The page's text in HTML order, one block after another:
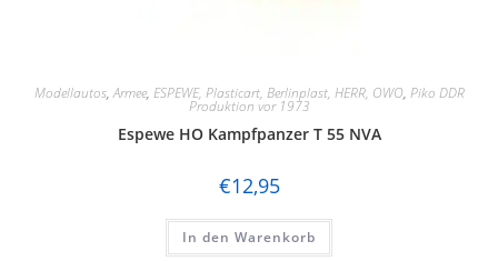
Modellautos,Armee, ESPEWE, Plasticart, Berlinplast, HERR, OWO, Piko DDR
Produktion vor 1973
Espewe HO Kampfpanzer T 55 NVA
€12,95
In den Warenkorb